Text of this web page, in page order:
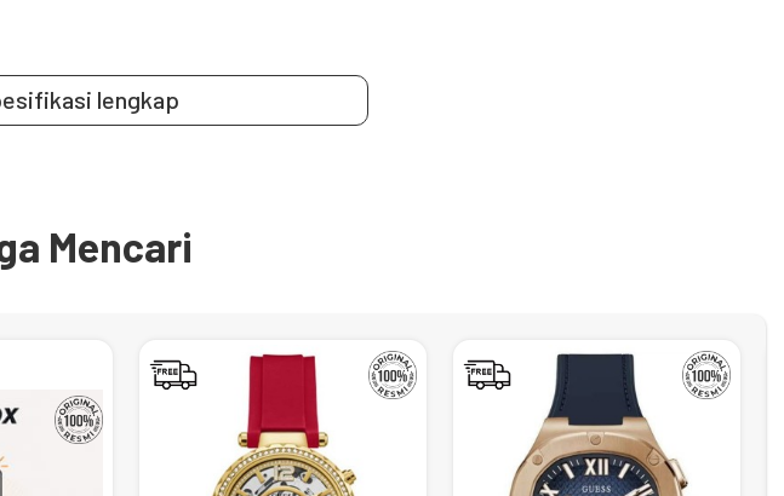
lengkap
Mencari